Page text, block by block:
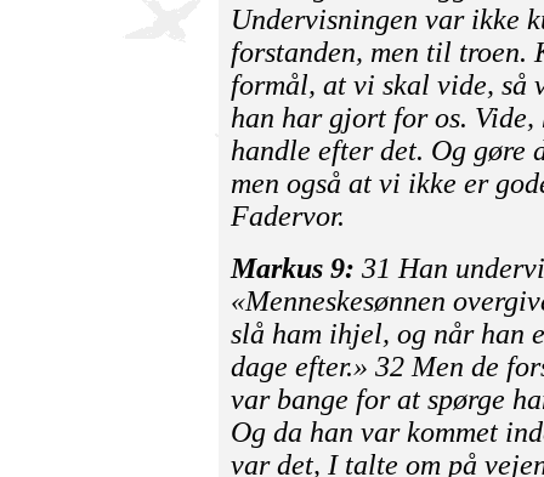
Undervisningen var ikke
forstanden, men til troen.
formål, at vi skal vide, så
han har gjort for os.
handle efter det. Og gøre
men også at vi ikke er
Fadervor.
Markus 9: 31 Han
«Menneskesønnen
slå ham ihjel, og når han
dage efter.» 32 Men de
var bange for at spørge
Og da han var kommet
var det, I talte om på